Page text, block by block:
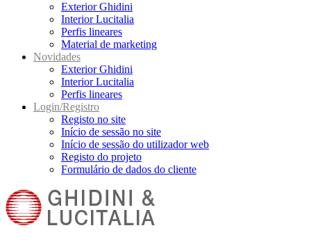
Exterior Ghidini
Interior Lucitalia
Perfis lineares
Material de marketing
Novidades
Exterior Ghidini
Interior Lucitalia
Perfis lineares
Login/Registro
Registo no site
Início de sessão no site
Início de sessão do utilizador web
Registo do projeto
Formulário de dados do cliente